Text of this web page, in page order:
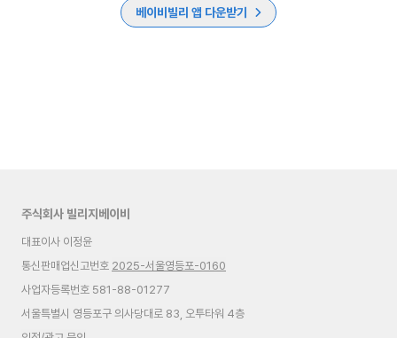
베이비빌리 앱 다운받기
주식회사 빌리지베이비
대표이사 이정윤
통신판매업신고번호 2025-서울영등포-0160
사업자등록번호 581-88-01277
서울특별시 영등포구 의사당대로 83, 오투타워 4층